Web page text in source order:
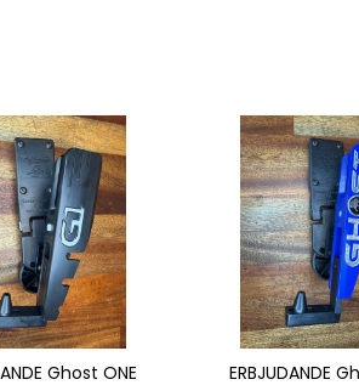
ERBJUDANDE Ghost ONE